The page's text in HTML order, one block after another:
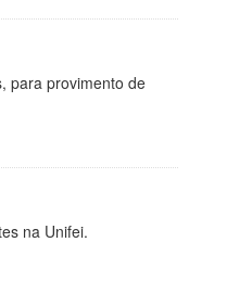
para provimento de
na Unifei.